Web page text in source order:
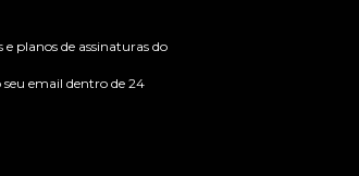
planos de assinaturas do
email dentro de 24